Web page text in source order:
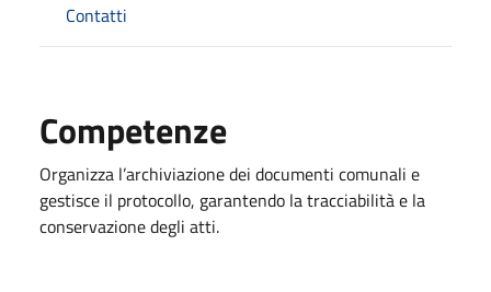
Contatti
Competenze
Organizza l’archiviazione dei documenti comunali e
gestisce il protocollo, garantendo la tracciabilità e la
conservazione degli atti.